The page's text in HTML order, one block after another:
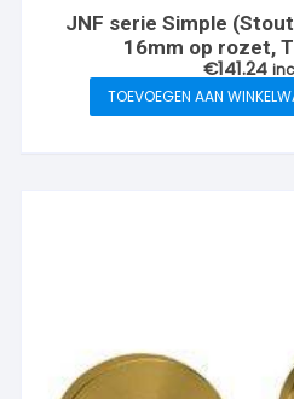
JNF serie Simple
16mm op rozet,
€141.24
TOEVOEGEN AAN